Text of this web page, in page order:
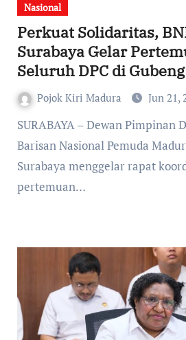
Nasional
Perkuat Solidaritas,
Surabaya Gelar
Seluruh DPC di Gubeng
Pojok Kiri Madura Jun 21,
Barisan Nasional Pemuda
Surabaya menggelar rapat
pertemuan…